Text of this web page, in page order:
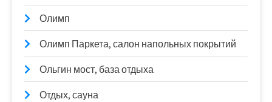
Олимп
Олимп Паркета, салон напольных покрытий
Ольгин мост, база отдыха
Отдых, сауна